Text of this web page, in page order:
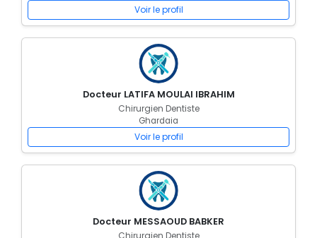
Voir le profil
Docteur LATIFA MOULAI IBRAHIM
Chirurgien Dentiste
Ghardaia
Voir le profil
Docteur MESSAOUD BABKER
Chirurgien Dentiste